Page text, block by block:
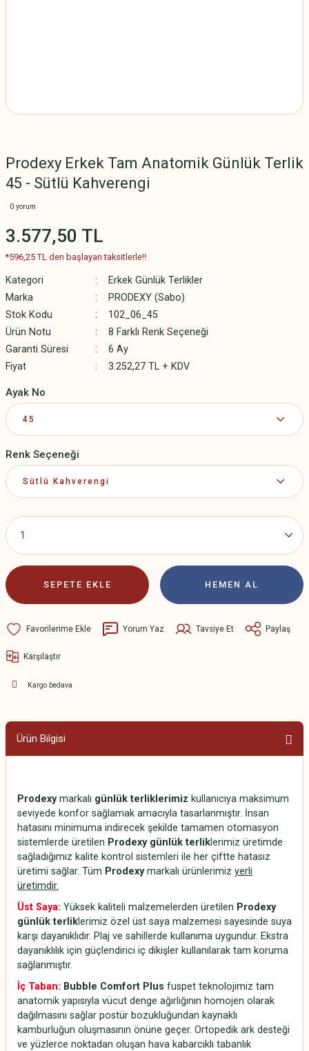
Prodexy Erkek Tam Anatomik Günlük Terlik
45 - Sütlü Kahverengi
0 yorum
3.577,50 TL
*596,25 TL den başlayan taksitlerle!!
Kategori
Erkek Günlük Terlikler
Marka
PRODEXY (Sabo)
Stok Kodu
102_06_45
Ürün Notu
8 Farklı Renk Seçeneği
Garanti Süresi
6 Ay
Fiyat
3.252,27 TL + KDV
Ayak No
Renk Seçeneği
SEPETE EKLE HEMEN AL
Yorum Yaz Tavsiye Et Paylaş
Karşılaştır
Kargo bedava
Ürün Bilgisi
Prodexymarkalı günlük terliklerimiz kullanıcıya maksimum
seviyede konfor sağlamak amacıyla tasarlanmıştır. İnsan
hatasını minimuma indirecek şekilde tamamen otomasyon
sistemlerde üretilen Prodexy günlük terliklerimiz üretimde
sağladığımız kalite kontrol sistemleri ile her çiftte hatasız
üretimi sağlar. Tüm Prodexymarkalı ürünlerimiz yerli
üretimdir.
Üst Saya: Yüksek kaliteli malzemelerden üretilen Prodexy
günlük terliklerimiz özel üst saya malzemesi sayesinde suya
karşı dayanıklıdır. Plaj ve sahillerde kullanıma uygundur. Ekstra
dayanıklılık için güçlendirici iç dikişler kullanılarak tam koruma
sağlanmıştır.
İç Taban: Bubble Comfort Plus fuspet teknolojimiz tam
anatomik yapısıyla vücut denge ağırlığının homojen olarak
dağılmasını sağlar postür bozukluğundan kaynaklı
kamburluğun oluşmasının önüne geçer. Ortopedik ark desteği
ve yüzlerce noktadan oluşan hava kabarcıklı tabanlık